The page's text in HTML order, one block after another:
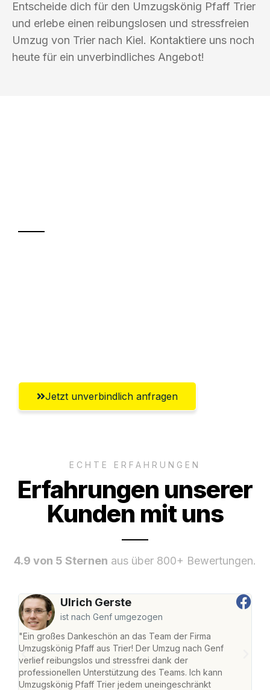
Entscheide dich für den Umzugskönig Pfaff Trier
und erlebe einen reibungslosen und stressfreien
Umzug von Trier nach Kiel. Kontaktiere uns noch
heute für ein unverbindliches Angebot!
Jetzt unverbindlich anfragen
ECHTE ERFAHRUNGEN
Erfahrungen unserer
Kunden mit uns
4.9 von 5 Sternen aus über 800+ Bewertungen.
Ulrich Gerste
ist nach Genf umgezogen
"Ein großes Dankeschön an das Team der Firma
Umzugskönig Pfaff aus Trier! Der Umzug nach Genf
verlief reibungslos und stressfrei dank der
professionellen Unterstützung des Teams. Ich kann
Umzugskönig Pfaff Trier jedem uneingeschränkt